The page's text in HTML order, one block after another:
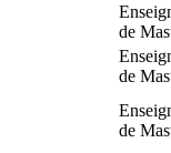
de
de
de